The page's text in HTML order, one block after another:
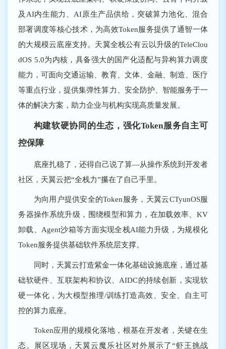
及AI内生能力、AI原生产品供给，突破算力池化、混合
部署调度等核心技术，为高效Token服务提供了通智一体
的大规模云底座支持。天翼全栈公有云以升级的TeleClou
dOS 5.0为内核，具备强大的国产化适配与异构算力调度
能力，可面向交通运输、教育、文体、金融、制造、医疗
等重点行业，提供集弹性算力、安全防护、智能服务于一
体的解决方案，助力企业与机构实现高质量发展。
构建软硬协同的生态，强化Token服务自主可
控保障
底座扎稳了，还得自己说了算―从操作系统到开发者
社区，天翼云把“全栈力”攥在了自己手里。
为向用户提供安全的Token服务，天翼云CTyunOS服
务器操作系统升级，围绕模型和算力，在加载效率、KV
卸载、Agent沙箱等方面实现全栈AI能力升级，为规模化
Token服务提供基础软件系统层支撑。
同时，天翼云打造紫金一体化基础设施底座，通过基
础软硬件、互联架构和协议、AIDC的持续创新，实现软
硬一体化，为大模型推理/训练打造高效、安全、自主可
控的算力底座。
Token应用的规模化落地，根基在开发者，关键在生
态。展区现场，天翼云魔乐社区对外展示了“虾王挑战